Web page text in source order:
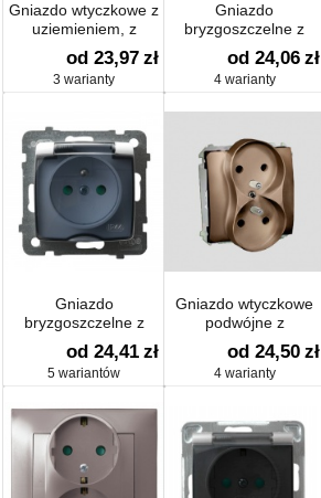
Gniazdo wtyczkowe z
uziemieniem, z
przesłonami torów
prądowych (moduł)
od 23,97 zł
3 warianty
Gniazdo
bryzgoszczelne z
uziemieniem IP-44 z
przesłonami torów
prądowych
od 24,06 zł
4 warianty
Gniazdo
bryzgoszczelne z
uziemieniem z
przesłonami torów
prądowych
od 24,41 zł
5 wariantów
Gniazdo wtyczkowe
podwójne z
uziemieniem
od 24,50 zł
4 warianty